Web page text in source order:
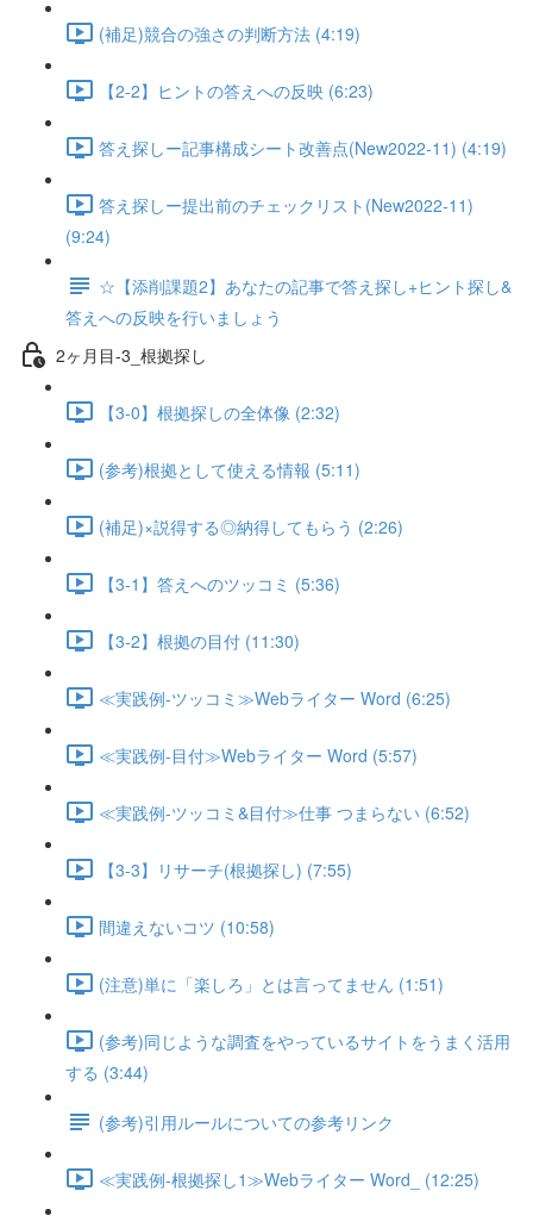
(補足)競合の強さの判断方法 (4:19)
【2-2】ヒントの答えへの反映 (6:23)
答え探しー記事構成シート改善点(New2022-11) (4:19)
答え探しー提出前のチェックリスト(New2022-11)
(9:24)
☆【添削課題2】あなたの記事で答え探し+ヒント探し&
答えへの反映を行いましょう
2ヶ月目-3_根拠探し
【3-0】根拠探しの全体像 (2:32)
(参考)根拠として使える情報 (5:11)
(補足)×説得する◎納得してもらう (2:26)
【3-1】答えへのツッコミ (5:36)
【3-2】根拠の目付 (11:30)
≪実践例-ツッコミ≫Webライター Word (6:25)
≪実践例-目付≫Webライター Word (5:57)
≪実践例-ツッコミ&目付≫仕事 つまらない (6:52)
【3-3】リサーチ(根拠探し) (7:55)
間違えないコツ (10:58)
(注意)単に「楽しろ」とは言ってません (1:51)
(参考)同じような調査をやっているサイトをうまく活用
する (3:44)
(参考)引用ルールについての参考リンク
≪実践例-根拠探し1≫Webライター Word_ (12:25)